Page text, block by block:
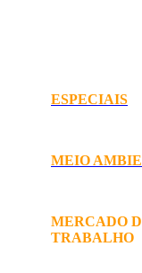
ESPECIAIS
MEIO
MERCADO
TRABALHO